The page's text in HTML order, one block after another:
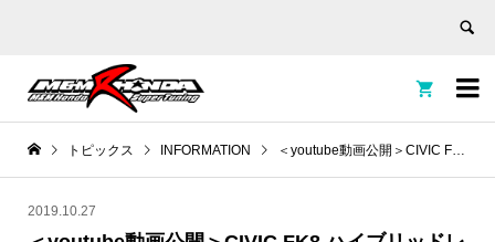


トピックス INFORMATION ＜youtube動画公開＞CIVIC FK8 ハイブリッドレーシングクイックシフター動画公開
2019.10.27